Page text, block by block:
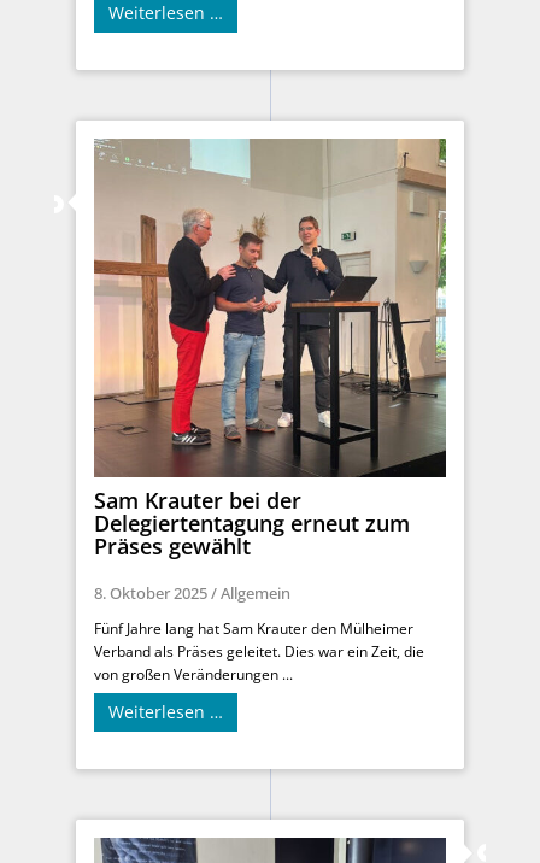
Weiterlesen …
Sam Krauter bei der
Delegiertentagung erneut zum
Präses gewählt
8. Oktober 2025/Allgemein
Fünf Jahre lang hat Sam Krauter den Mülheimer
Verband als Präses geleitet. Dies war ein Zeit, die
von großen Veränderungen ...
Weiterlesen …